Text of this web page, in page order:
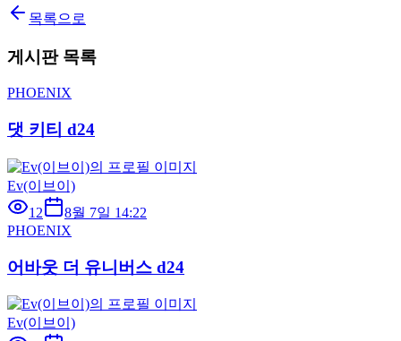
목록으로
게시판 목록
PHOENIX
댓 키티 d24
Ev(이브이)
12
8월 7일 14:22
PHOENIX
어바웃 더 유니버스 d24
Ev(이브이)